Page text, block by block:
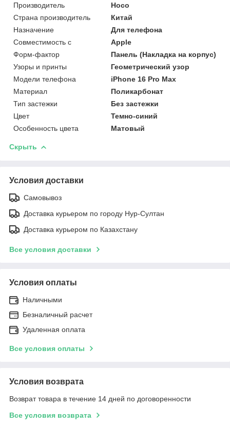
Производитель
Hoco
Страна производитель
Китай
Назначение
Для телефона
Совместимость с
Apple
Форм-фактор
Панель (Накладка на корпус)
Узоры и принты
Геометрический узор
Модели телефона
iPhone 16 Pro Max
Материал
Поликарбонат
Тип застежки
Без застежки
Цвет
Темно-синий
Особенность цвета
Матовый
Скрыть
Условия доставки
Самовывоз
Доставка курьером по городу Нур-Султан
Доставка курьером по Казахстану
Все условия доставки
Условия оплаты
Наличными
Безналичный расчет
Удаленная оплата
Все условия оплаты
Условия возврата
Возврат товара в течение 14 дней по договоренности
Все условия возврата